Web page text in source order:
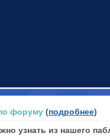
форуму (подробнее)
узнать из нашего